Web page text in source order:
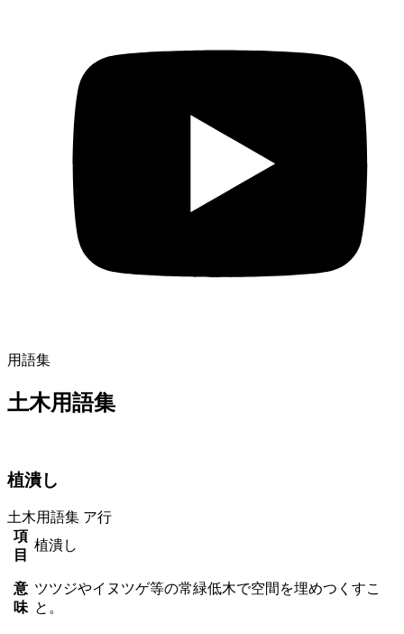
用語集
土木用語集
植潰し
土木用語集 ア行
項
目
植潰し
意
味
ツツジやイヌツゲ等の常緑低木で空間を埋めつくすこ
と。